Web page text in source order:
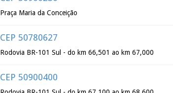
Praça Maria da Conceição
CEP 50780627
Rodovia BR-101 Sul - do km 66,501 ao km 67,000
CEP 50900400